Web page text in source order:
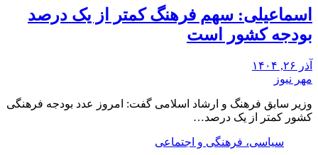
اسماعیلی: سهم فرهنگ کمتر از یک درصد
بودجه کشور است
آذر ۲۶, ۱۴۰۴
مهر نیوز
وزیر سابق فرهنگ و ارشاد اسلامی گفت: امروز عدد بودجه فرهنگی
کشور کمتر از یک درصد…
سیاسی، فرهنگی و اجتماعی